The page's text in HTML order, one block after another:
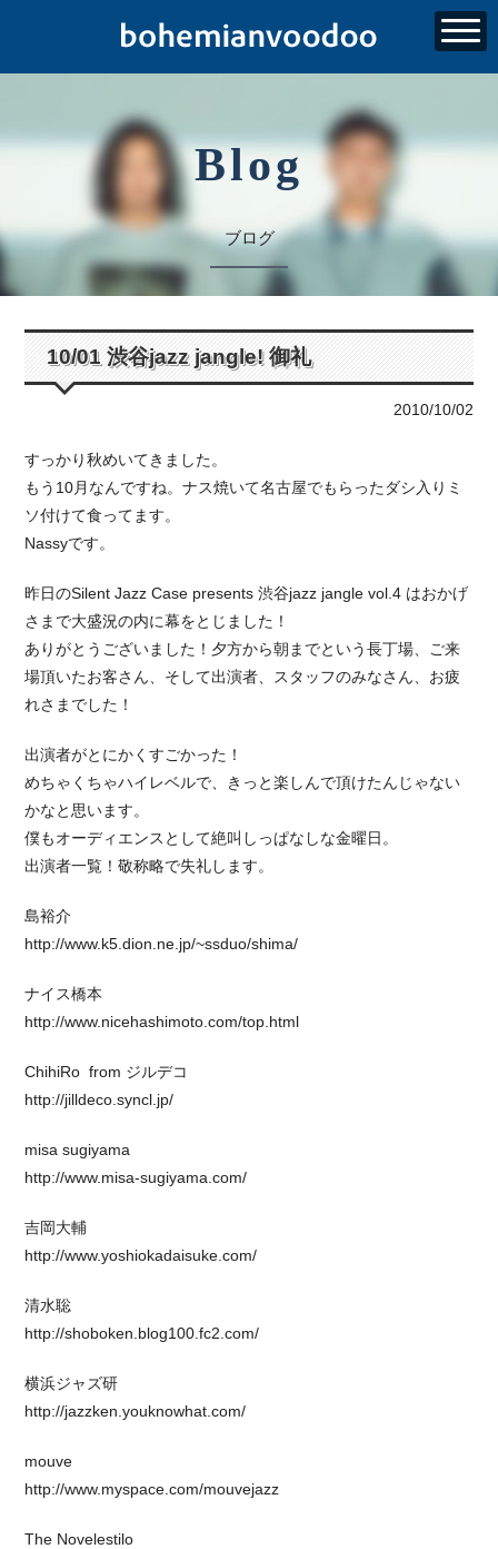
Blog
ブログ
10/01 渋谷jazz jangle! 御礼
2010/10/02
すっかり秋めいてきました。
もう10月なんですね。ナス焼いて名古屋でもらったダシ入りミ
ソ付けて食ってます。
Nassyです。
昨日のSilent Jazz Case presents 渋谷jazz jangle vol.4 はおかげ
さまで大盛況の内に幕をとじました！
ありがとうございました！夕方から朝までという長丁場、ご来
場頂いたお客さん、そして出演者、スタッフのみなさん、お疲
れさまでした！
出演者がとにかくすごかった！
めちゃくちゃハイレベルで、きっと楽しんで頂けたんじゃない
かなと思います。
僕もオーディエンスとして絶叫しっぱなしな金曜日。
出演者一覧！敬称略で失礼します。
島裕介
http://www.k5.dion.ne.jp/~ssduo/shima/
ナイス橋本
http://www.nicehashimoto.com/top.html
ChihiRo from ジルデコ
http://jilldeco.syncl.jp/
misa sugiyama
http://www.misa-sugiyama.com/
吉岡大輔
http://www.yoshiokadaisuke.com/
清水聡
http://shoboken.blog100.fc2.com/
横浜ジャズ研
http://jazzken.youknowhat.com/
mouve
http://www.myspace.com/mouvejazz
The Novelestilo